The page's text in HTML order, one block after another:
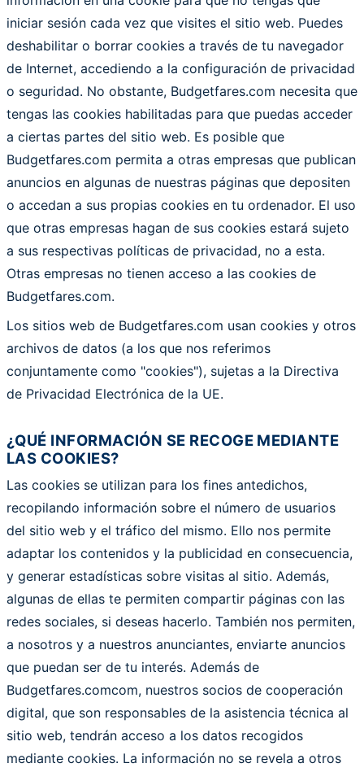
iniciar sesión cada vez que visites el sitio web. Puedes
deshabilitar o borrar cookies a través de tu navegador
de Internet, accediendo a la configuración de privacidad
o seguridad. No obstante, Budgetfares.com necesita que
tengas las cookies habilitadas para que puedas acceder
a ciertas partes del sitio web. Es posible que
Budgetfares.com permita a otras empresas que publican
anuncios en algunas de nuestras páginas que depositen
o accedan a sus propias cookies en tu ordenador. El uso
que otras empresas hagan de sus cookies estará sujeto
a sus respectivas políticas de privacidad, no a esta.
Otras empresas no tienen acceso a las cookies de
Budgetfares.com.
Los sitios web de Budgetfares.com usan cookies y otros
archivos de datos (a los que nos referimos
conjuntamente como "cookies"), sujetas a la Directiva
de Privacidad Electrónica de la UE.
¿QUÉ INFORMACIÓN SE RECOGE MEDIANTE
LAS COOKIES?
Las cookies se utilizan para los fines antedichos,
recopilando información sobre el número de usuarios
del sitio web y el tráfico del mismo. Ello nos permite
adaptar los contenidos y la publicidad en consecuencia,
y generar estadísticas sobre visitas al sitio. Además,
algunas de ellas te permiten compartir páginas con las
redes sociales, si deseas hacerlo. También nos permiten,
a nosotros y a nuestros anunciantes, enviarte anuncios
que puedan ser de tu interés. Además de
Budgetfares.comcom, nuestros socios de cooperación
digital, que son responsables de la asistencia técnica al
sitio web, tendrán acceso a los datos recogidos
mediante cookies. La información no se revela a otros